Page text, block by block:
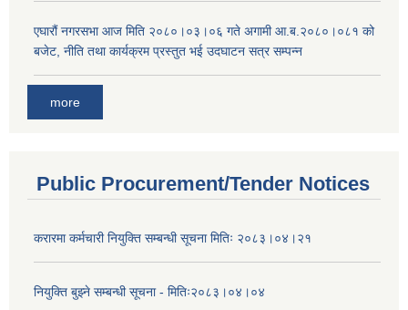
एघारौं नगरसभा आज मिति २०८०।०३।०६ गते अगामी आ.ब.२०८०।०८१ को
बजेट, नीति तथा कार्यक्रम प्रस्तुत भई उदघाटन सत्र सम्पन्न
more
Public Procurement/Tender Notices
करारमा कर्मचारी नियुक्ति सम्बन्धी सूचना मितिः २०८३।०४।२१
नियुक्ति बुझ्ने सम्बन्धी सूचना - मितिः२०८३।०४।०४